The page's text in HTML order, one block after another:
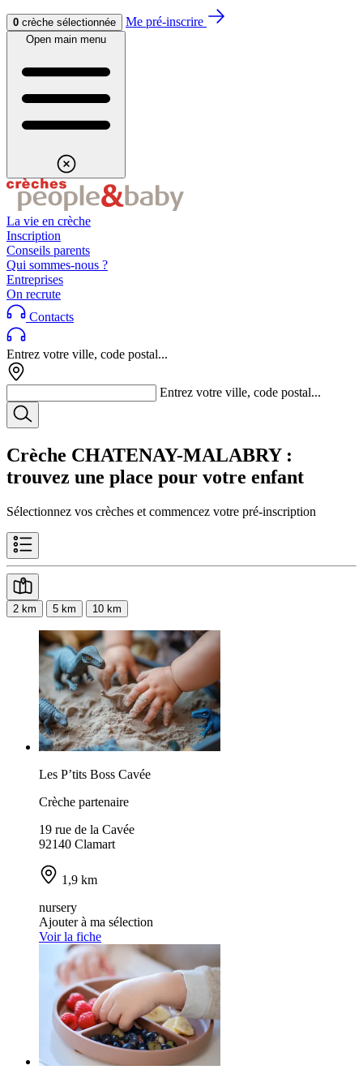
Aller au contenuAller au footer
0 crèche sélectionnée Me pré-inscrire
Open main menu
La vie en crèche
Inscription
Conseils parents
Qui sommes-nous ?
Entreprises
On recrute
Contacts
Entrez votre ville, code postal...
Entrez votre ville, code postal...
Crèche CHATENAY-MALABRY:
trouvez une place pour votre enfant
Sélectionnez vos crèches et commencez votre pré-inscription
2 km 5 km 10 km
Les P’tits Boss Cavée
Crèche partenaire
19 rue de la Cavée
92140 Clamart
1,9 km
nursery
Ajouter à ma sélection
Voir la fiche